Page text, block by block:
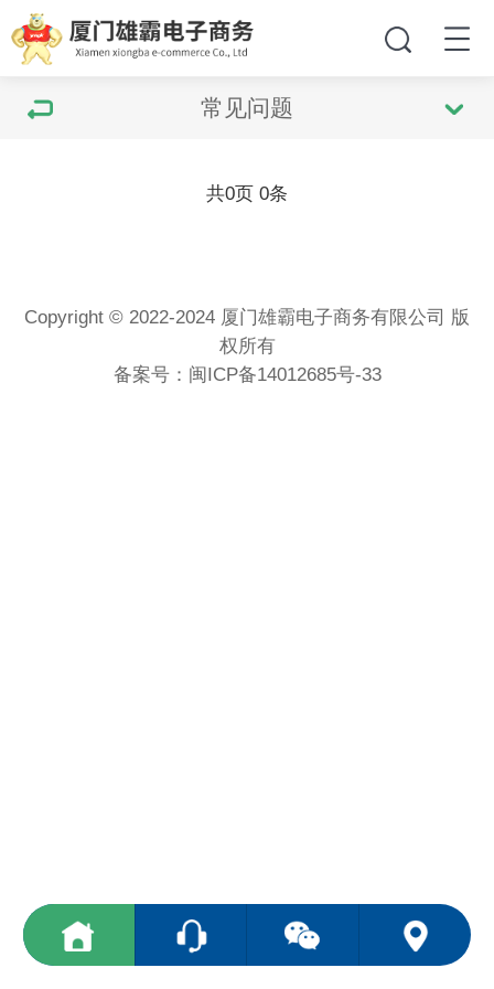
常见问题
共0页 0条
Copyright © 2022-2024 厦门雄霸电子商务有限公司 版
权所有
备案号： 闽ICP备14012685号-33